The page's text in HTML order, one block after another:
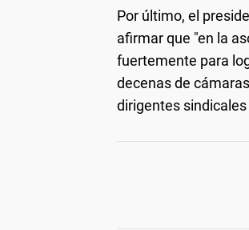
Por último, el
afirmar que "en la
fuertemente para
decenas de
dirigentes